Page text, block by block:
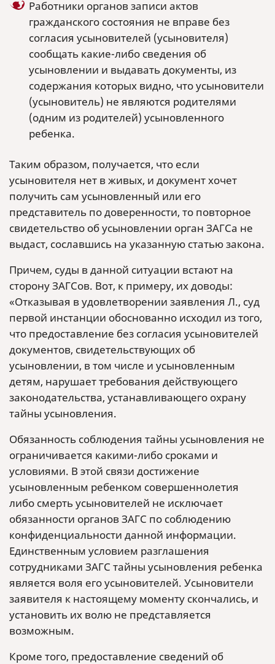
Работники органов записи актов
гражданского состояния не вправе без
согласия усыновителей (усыновителя)
сообщать какие-либо сведения об
усыновлении и выдавать документы, из
содержания которых видно, что усыновители
(усыновитель) не являются родителями
(одним из родителей) усыновленного
ребенка.
Таким образом, получается, что если
усыновителя нет в живых, и документ хочет
получить сам усыновленный или его
представитель по доверенности, то повторное
свидетельство об усыновлении орган ЗАГСа не
выдаст, сославшись на указанную статью закона.
Причем, суды в данной ситуации встают на
сторону ЗАГСов. Вот, к примеру, их доводы:
«Отказывая в удовлетворении заявления Л., суд
первой инстанции обоснованно исходил из того,
что предоставление без согласия усыновителей
документов, свидетельствующих об
усыновлении, в том числе и усыновленным
детям, нарушает требования действующего
законодательства, устанавливающего охрану
тайны усыновления.
Обязанность соблюдения тайны усыновления не
ограничивается какими-либо сроками и
условиями. В этой связи достижение
усыновленным ребенком совершеннолетия
либо смерть усыновителей не исключает
обязанности органов ЗАГС по соблюдению
конфиденциальности данной информации.
Единственным условием разглашения
сотрудниками ЗАГС тайны усыновления ребенка
является воля его усыновителей. Усыновители
заявителя к настоящему моменту скончались, и
установить их волю не представляется
возможным.
Кроме того, предоставление сведений об